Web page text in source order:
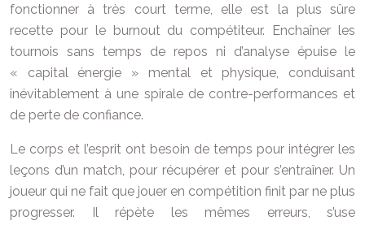
fonctionner à très court terme, elle est la plus sûre
recette pour le burnout du compétiteur. Enchaîner les
tournois sans temps de repos ni d’analyse épuise le
« capital énergie » mental et physique, conduisant
inévitablement à une spirale de contre-performances et
de perte de confiance.
Le corps et l’esprit ont besoin de temps pour intégrer les
leçons d’un match, pour récupérer et pour s’entraîner. Un
joueur qui ne fait que jouer en compétition finit par ne plus
progresser. Il répète les mêmes erreurs, s’use